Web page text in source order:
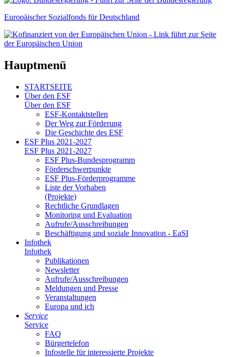
Europäischer Sozialfonds für Deutschland
Hauptmenü
STARTSEITE
Über den ESF
Über den ESF
ESF-Kon­takt­stel­len
Der Weg zur För­de­rung
Die Ge­schich­te des ESF
ESF Plus 2021-2027
ESF Plus 2021-2027
ESF Plus-Bun­des­pro­gramm
För­der­schwer­punk­te
ESF Plus-För­der­pro­gram­me
Lis­te der Vor­ha­ben
(Pro­jek­te)
Recht­li­che Grund­la­gen
Mo­ni­to­ring und Eva­lua­ti­on
Auf­ru­fe/Aus­schrei­bun­gen
Be­schäf­ti­gung und so­zia­le In­no­va­ti­on - Ea­SI
In­fo­thek
In­fo­thek
Pu­bli­ka­tio­nen
Newslet­ter
Auf­ru­fe/Aus­schrei­bun­gen
Mel­dun­gen und Pres­se
Ver­an­stal­tun­gen
Eu­ro­pa und ich
Ser­vice
Ser­vice
FAQ
Bür­ger­te­le­fon
In­fo­stel­le für in­ter­es­sier­te Pro­jek­te